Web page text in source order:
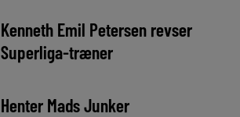
Kenneth Emil Petersen revser
Superliga-træner
Henter Mads Junker